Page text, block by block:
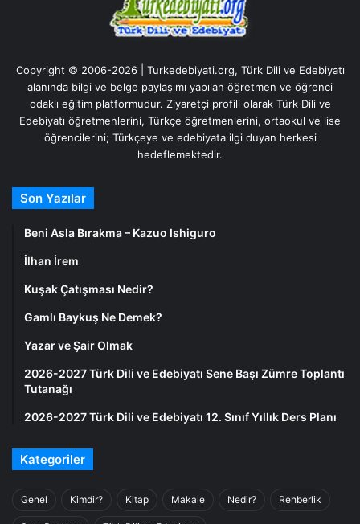
Copyright © 2006-2026 | Turkedebiyati.org, Türk Dili ve Edebiyatı
alanında bilgi ve belge paylaşımı yapılan öğretmen ve öğrenci
odaklı eğitim platformudur. Ziyaretçi profili olarak Türk Dili ve
Edebiyatı öğretmenlerini, Türkçe öğretmenlerini, ortaokul ve lise
öğrencilerini; Türkçeye ve edebiyata ilgi duyan herkesi
hedeflemektedir.
Son Yazılar
Beni Asla Bırakma – Kazuo Ishiguro
İlhan İrem
Kuşak Çatışması Nedir?
Gamlı Baykuş Ne Demek?
Yazar ve Şair Olmak
2026-2027 Türk Dili ve Edebiyatı Sene Başı Zümre Toplantı
Tutanağı
2026-2027 Türk Dili ve Edebiyatı 12. Sınıf Yıllık Ders Planı
Kategoriler
Genel Kimdir? Kitap Makale Nedir? Rehberlik